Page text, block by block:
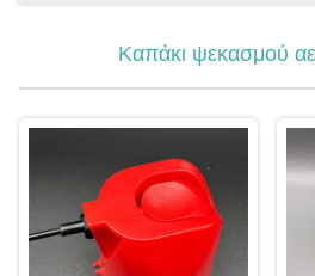
Καπάκι ψεκασμού